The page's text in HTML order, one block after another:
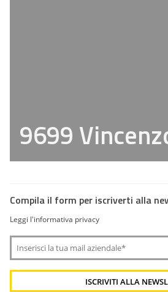
9699
Compila il form per iscriverti alla
Leggi l'informativa privacy